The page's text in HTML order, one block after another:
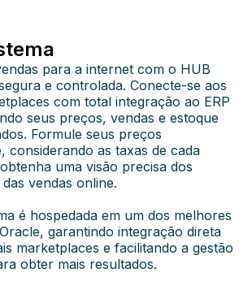
para a internet com o HUB
e controlada. Conecte-se aos
com total integração ao ERP
seus preços, vendas e estoque
Formule seus preços
considerando as taxas de cada
uma visão precisa dos
vendas online.
é hospedada em um dos melhores
garantindo integração direta
marketplaces e facilitando a gestão
obter mais resultados.